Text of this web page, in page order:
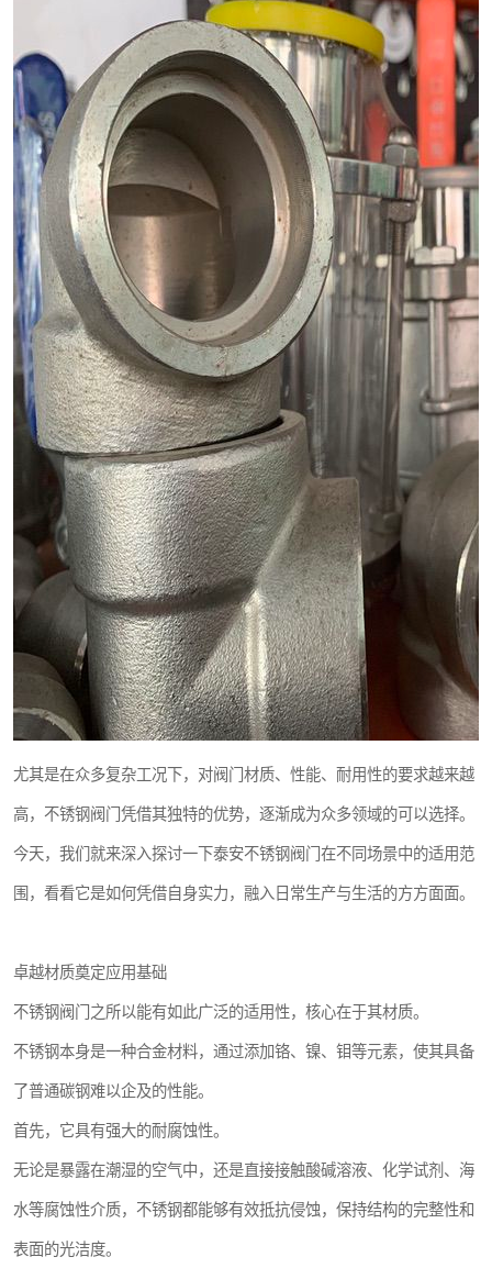
尤其是在众多复杂工况下，对阀门材质、性能、耐用性的要求越来越
高，不锈钢阀门凭借其独特的优势，逐渐成为众多领域的可以选择。
今天，我们就来深入探讨一下泰安不锈钢阀门在不同场景中的适用范
围，看看它是如何凭借自身实力，融入日常生产与生活的方方面面。
卓越材质奠定应用基础
不锈钢阀门之所以能有如此广泛的适用性，核心在于其材质。
不锈钢本身是一种合金材料，通过添加铬、镍、钼等元素，使其具备
了普通碳钢难以企及的性能。
首先，它具有强大的耐腐蚀性。
无论是暴露在潮湿的空气中，还是直接接触酸碱溶液、化学试剂、海
水等腐蚀性介质，不锈钢都能够有效抵抗侵蚀，保持结构的完整性和
表面的光洁度。